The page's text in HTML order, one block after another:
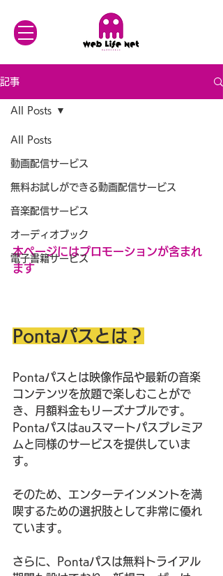
記事
All Posts
動画配信サービス
無料お試しができる動画配信サービス
音楽配信サービス
オーディオブック
電子書籍サービス
All Posts
本ページにはプロモーションが含まれ
ます
Pontaパスとは？
Pontaパスとは映像作品や最新の音楽
コンテンツを放題で楽しむことがで
き、月額料金もリーズナブルです。
Pontaパスはauスマートパスプレミア
ムと同様のサービスを提供していま
す。
そのため、エンターテインメントを満
喫するための選択肢として非常に優れ
ています。
さらに、Pontaパスは無料トライアル